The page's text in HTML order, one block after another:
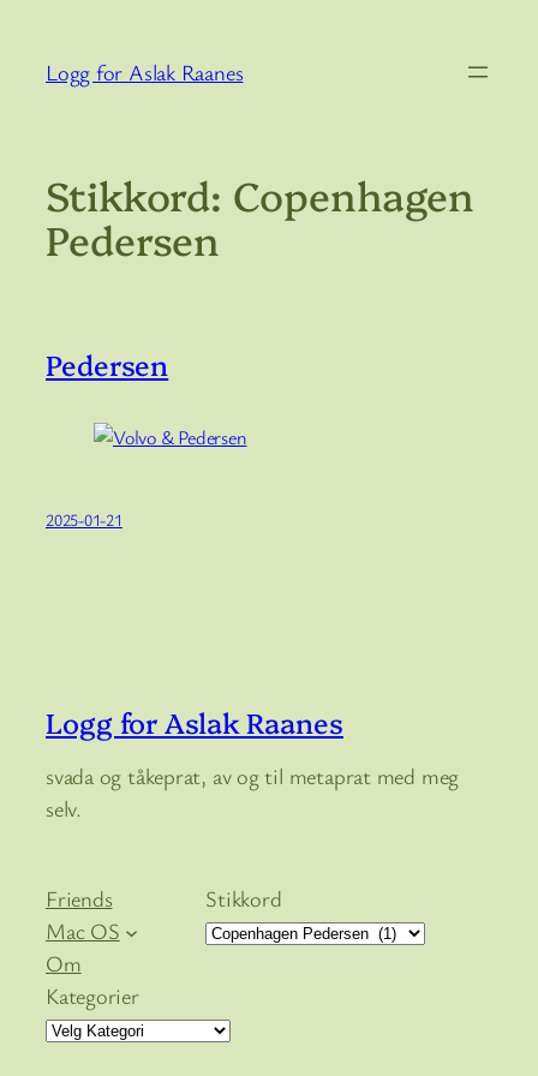
innhold
Logg for Aslak Raanes
Stikkord: Copenhagen
Pedersen
Pedersen
2025-01-21
Logg for Aslak Raanes
svada og tåkeprat, av og til metaprat med meg
selv.
Friends
Mac OS
Om
Stikkord
Kategorier